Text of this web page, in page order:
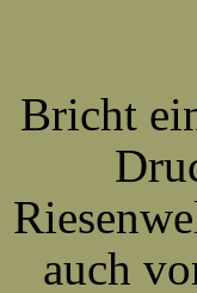
Bricht
auch